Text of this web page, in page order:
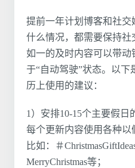
提前一年计划博客和社
什么情况，都需要保持
如一的及时内容可以带
于“自动驾驶”状态。以下
历上使用的建议：
1）安排10-15个主要假
每个更新内容使用各种以
比如：＃
MerryChristmas等；